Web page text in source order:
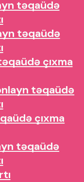
təqaüdə
təqaüdə
çıxma
təqaüdə
çıxma
təqaüdə